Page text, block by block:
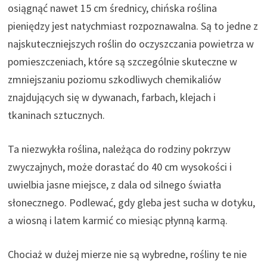
osiągnąć nawet 15 cm średnicy, chińska roślina
pieniędzy jest natychmiast rozpoznawalna. Są to jedne z
najskuteczniejszych roślin do oczyszczania powietrza w
pomieszczeniach, które są szczególnie skuteczne w
zmniejszaniu poziomu szkodliwych chemikaliów
znajdujących się w dywanach, farbach, klejach i
tkaninach sztucznych.
Ta niezwykła roślina, należąca do rodziny pokrzyw
zwyczajnych, może dorastać do 40 cm wysokości i
uwielbia jasne miejsce, z dala od silnego światła
słonecznego. Podlewać, gdy gleba jest sucha w dotyku,
a wiosną i latem karmić co miesiąc płynną karmą.
Chociaż w dużej mierze nie są wybredne, rośliny te nie